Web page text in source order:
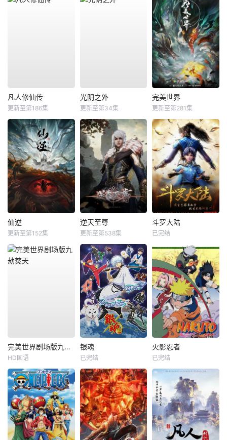
凡人修仙传
更新至第186集
光阴之外
更新至第34集
完美世界
更新至第281集
仙逆
更新至第152集
逆天至尊
更新至第538集
斗罗大陆
已完结
完美世界剧场版九劫焚天
HD国语
银魂
已完结
火影忍者
已完结